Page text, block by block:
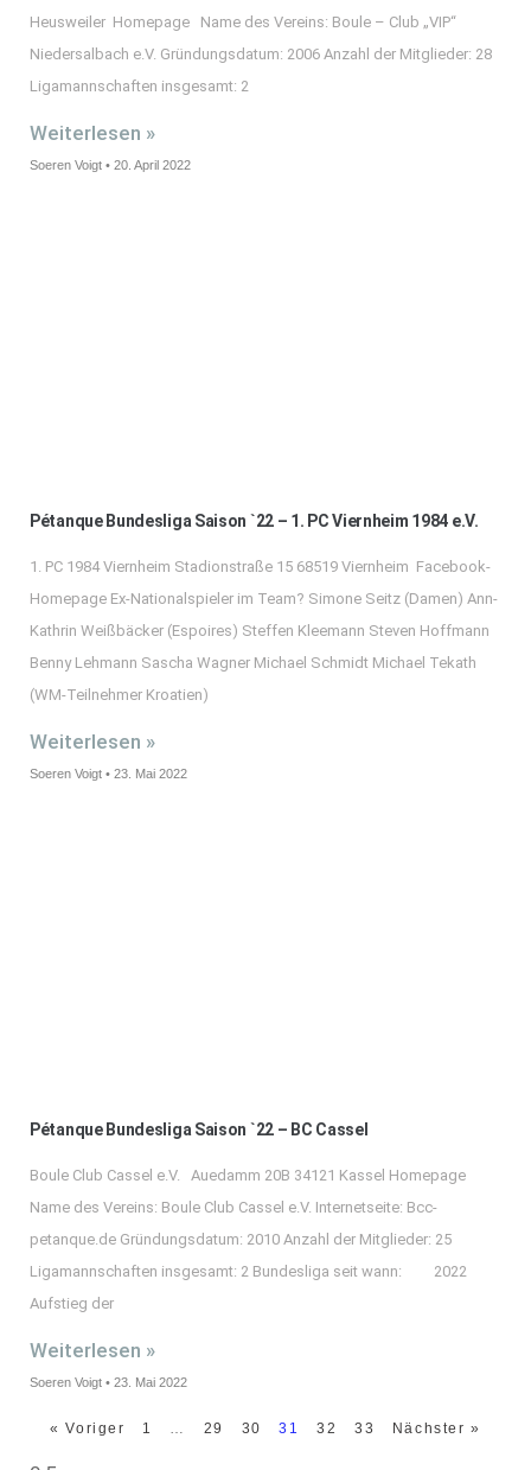
Heusweiler Homepage Name des Vereins: Boule – Club „VIP“
Niedersalbach e.V. Gründungsdatum: 2006 Anzahl der Mitglieder: 28
Ligamannschaften insgesamt: 2
Weiterlesen »
Soeren Voigt 20. April 2022
Pétanque Bundesliga Saison `22 – 1. PC Viernheim 1984 e.V.
1. PC 1984 Viernheim Stadionstraße 15 68519 Viernheim Facebook-
Homepage Ex-Nationalspieler im Team? Simone Seitz (Damen) Ann-
Kathrin Weißbäcker (Espoires) Steffen Kleemann Steven Hoffmann
Benny Lehmann Sascha Wagner Michael Schmidt Michael Tekath
(WM-Teilnehmer Kroatien)
Weiterlesen »
Soeren Voigt 23. Mai 2022
Pétanque Bundesliga Saison `22 – BC Cassel
Boule Club Cassel e.V. Auedamm 20B 34121 Kassel Homepage
Name des Vereins: Boule Club Cassel e.V. Internetseite: Bcc-
petanque.de Gründungsdatum: 2010 Anzahl der Mitglieder: 25
Ligamannschaften insgesamt: 2 Bundesliga seit wann: 2022
Aufstieg der
Weiterlesen »
Soeren Voigt 23. Mai 2022
« Voriger 1 … 29 30 31 32 33 Nächster »